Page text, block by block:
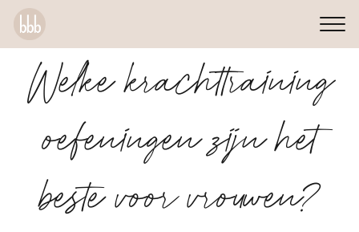
Welke krachttraining
oefeningen zijn het
beste voor vrouwen?